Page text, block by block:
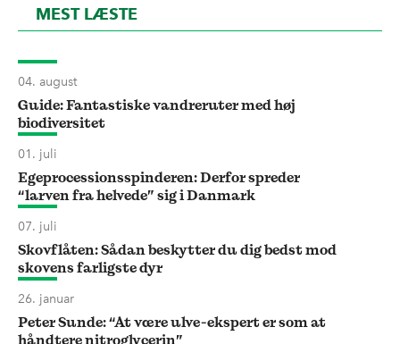
MEST LÆSTE
04. august
Guide: Fantastiske vandreruter med høj
biodiversitet
01. juli
Egeprocessionsspinderen: Derfor spreder
“larven fra helvede” sig i Danmark
07. juli
Skovflåten: Sådan beskytter du dig bedst mod
skovens farligste dyr
26. januar
Peter Sunde: “At være ulve-ekspert er som at
håndtere nitroglycerin”